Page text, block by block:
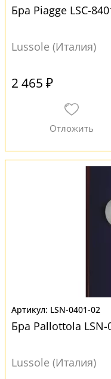
Бра Piagge LSC-
Lussole (Италия)
2 465 ₽
LSN-0401-02
Бра Pallottola LSN-
Lussole (Италия)